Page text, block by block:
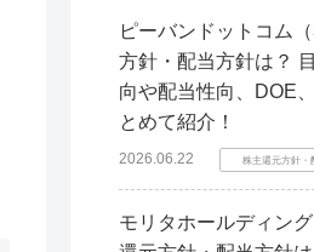
ピーバンドットコム
方針・配当方針は？
向や配当性向、DOE
とめて紹介！
2026.06.22 株主還元方針・
モリタホールディン